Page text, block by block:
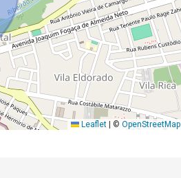
Leaflet © OpenStreetMap